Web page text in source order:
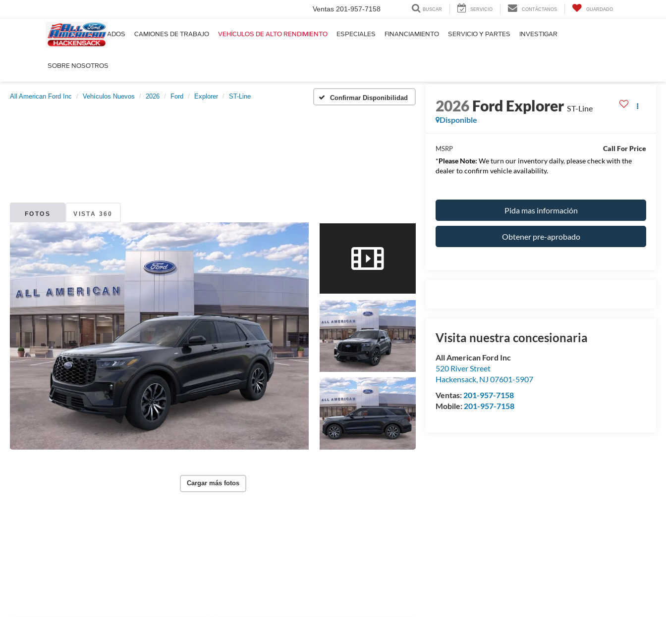
Ventas 201-957-7158 BUSCAR SERVICIO CONTÁCTANOS GUARDADO
NUEVOS USADOS CAMIONES DE TRABAJO VEHÍCULOS DE ALTO RENDIMIENTO ESPECIALES FINANCIAMIENTO SERVICIO Y PARTES INVESTIGAR
SOBRE NOSOTROS
All American Ford Inc Vehículos Nuevos 2026 Ford Explorer ST-Line Confirmar Disponibilidad
FOTOS VISTA 360
Cargar más fotos
2026Ford Explorer ST-Line
Disponible
MSRP
Call For Price
*Please Note: We turn our inventory daily, please check with the
dealer to confirm vehicle availability.
Pida mas información
Obtener pre-aprobado
Visita nuestra concesionaria
All American Ford Inc
520 River Street
Hackensack, NJ 07601-5907
Ventas: 201-957-7158
Mobile: 201-957-7158